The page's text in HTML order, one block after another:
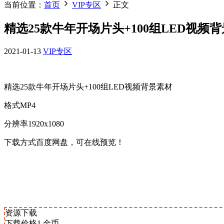
当前位置： 首页 VIP专区 正文
精选25款牛年开场片头+100组LED视频
2021-01-13 VIP专区
精选25款牛年开场片头+100组LED视频背景素材
格式MP4
分辨率1920x1080
下载方式百度网盘，可在线预览！
资源下载